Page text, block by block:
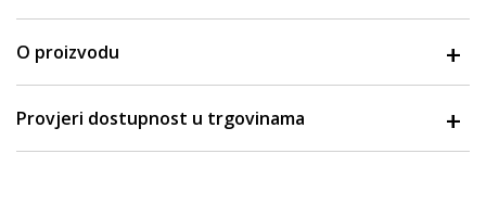
O proizvodu
Provjeri dostupnost u trgovinama